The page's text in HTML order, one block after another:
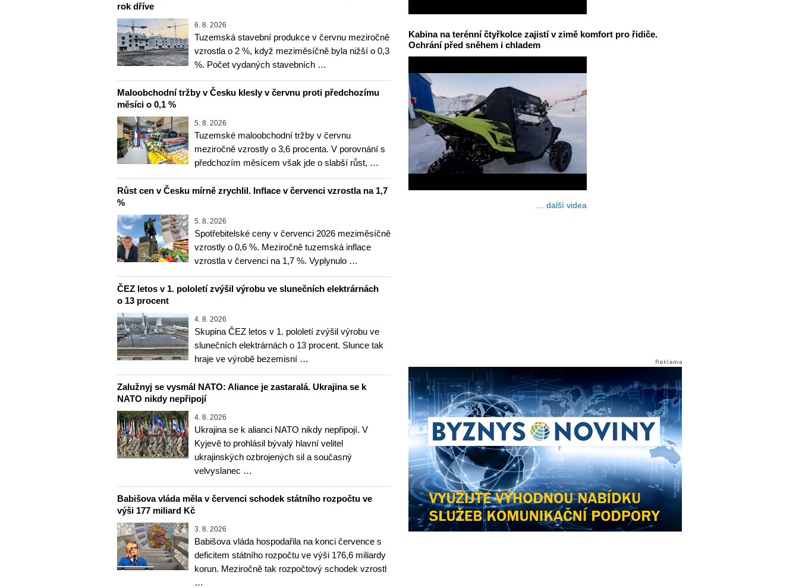
rok dříve
6. 8. 2026
Tuzemská stavební produkce v červnu meziročně
vzrostla o 2 %, když meziměsíčně byla nižší o 0,3
%. Počet vydaných stavebních …
Maloobchodní tržby v Česku klesly v červnu proti předchozímu
měsíci o 0,1 %
5. 8. 2026
Tuzemské maloobchodní tržby v červnu
meziročně vzrostly o 3,6 procenta. V porovnání s
předchozím měsícem však jde o slabší růst, …
Růst cen v Česku mírně zrychlil. Inflace v červenci vzrostla na 1,7
%
5. 8. 2026
Spotřebitelské ceny v červenci 2026 meziměsíčně
vzrostly o 0,6 %. Meziročně tuzemská inflace
vzrostla v červenci na 1,7 %. Vyplynulo …
ČEZ letos v 1. pololetí zvýšil výrobu ve slunečních elektrárnách
o 13 procent
4. 8. 2026
Skupina ČEZ letos v 1. pololetí zvýšil výrobu ve
slunečních elektrárnách o 13 procent. Slunce tak
hraje ve výrobě bezemisní …
Zalužnyj se vysmál NATO: Aliance je zastaralá. Ukrajina se k
NATO nikdy nepřipojí
4. 8. 2026
Ukrajina se k alianci NATO nikdy nepřipojí. V
Kyjevě to prohlásil bývalý hlavní velitel
ukrajinských ozbrojených sil a současný
velvyslanec …
Babišova vláda měla v červenci schodek státního rozpočtu ve
výši 177 miliard Kč
3. 8. 2026
Babišova vláda hospodařila na konci července s
deficitem státního rozpočtu ve výši 176,6 miliardy
korun. Meziročně tak rozpočtový schodek vzrostl
…
Kabina na terénní čtyřkolce zajistí v zimě komfort pro řidiče.
Ochrání před sněhem i chladem
... další videa